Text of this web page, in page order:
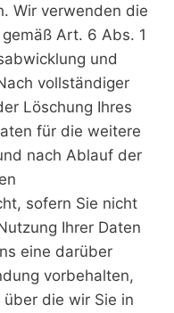
Wir verwenden die
Art. 6 Abs. 1
und
vollständiger
Löschung Ihres
für die weitere
nach Ablauf der
sofern Sie nicht
Ihrer Daten
eine darüber
vorbehalten,
die wir Sie in